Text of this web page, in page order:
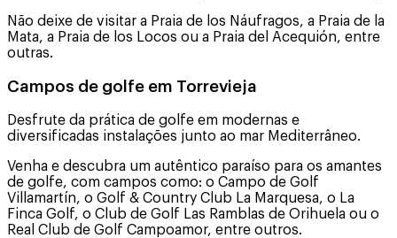
Não deixe de visitar a Praia de los Náufragos, a Praia de la
Mata, a Praia de los Locos ou a Praia del Acequión, entre
outras.
Campos de golfe em Torrevieja
Desfrute da prática de golfe em modernas e
diversificadas instalações junto ao mar Mediterrâneo.
Venha e descubra um autêntico paraíso para os amantes
de golfe, com campos como: o Campo de Golf
Villamartín, o Golf & Country Club La Marquesa, o La
Finca Golf, o Club de Golf Las Ramblas de Orihuela ou o
Real Club de Golf Campoamor, entre outros.